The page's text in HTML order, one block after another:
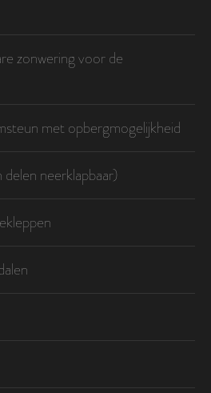
zonwering voor de
met opbergmogelijkheid
neerklapbaar)